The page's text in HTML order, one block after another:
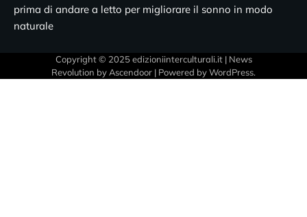
prima di andare a letto per migliorare il sonno in modo
naturale
Copyright © 2025 edizioniinterculturali.it | News
Revolution by Ascendoor | Powered byWordPress.